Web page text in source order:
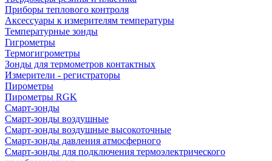
Приборы теплового контроля
Аксессуары к измерителям температуры
Температурные зонды
Гигрометры
Термогигрометры
Зонды для термометров контактных
Измерители - регистраторы
Пирометры
Пирометры RGK
Смарт-зонды
Смарт-зонды воздушные
Смарт-зонды воздушные высокоточные
Смарт-зонды давления атмосферного
Смарт-зонды для подключения термоэлектрического